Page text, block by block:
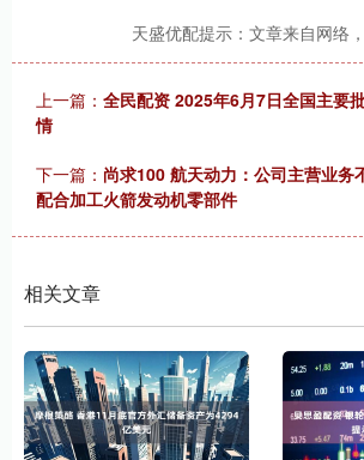
天盛优配提示：文章来自网络
上一篇： 全民配资 2025年6月7日全国主要
情
下一篇： 尚求100 航天动力：公司主营业务
配合加工火箭发动机零部件
相关文章